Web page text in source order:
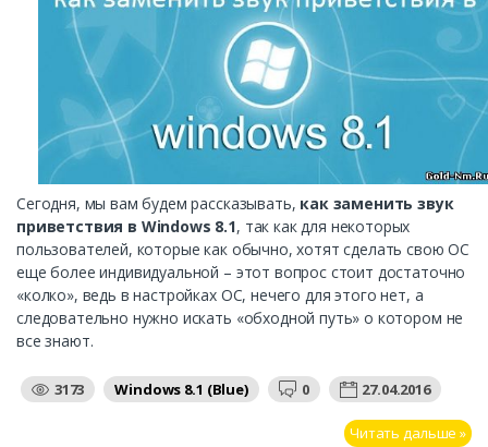
Сегодня, мы вам будем рассказывать, как заменить звук
приветствия в Windows 8.1, так как для некоторых
пользователей, которые как обычно, хотят сделать свою ОС
еще более индивидуальной – этот вопрос стоит достаточно
«колко», ведь в настройках ОС, нечего для этого нет, а
следовательно нужно искать «обходной путь» о котором не
все знают.
3173 Windows 8.1 (Blue) 0 27.04.2016
Читать дальше »